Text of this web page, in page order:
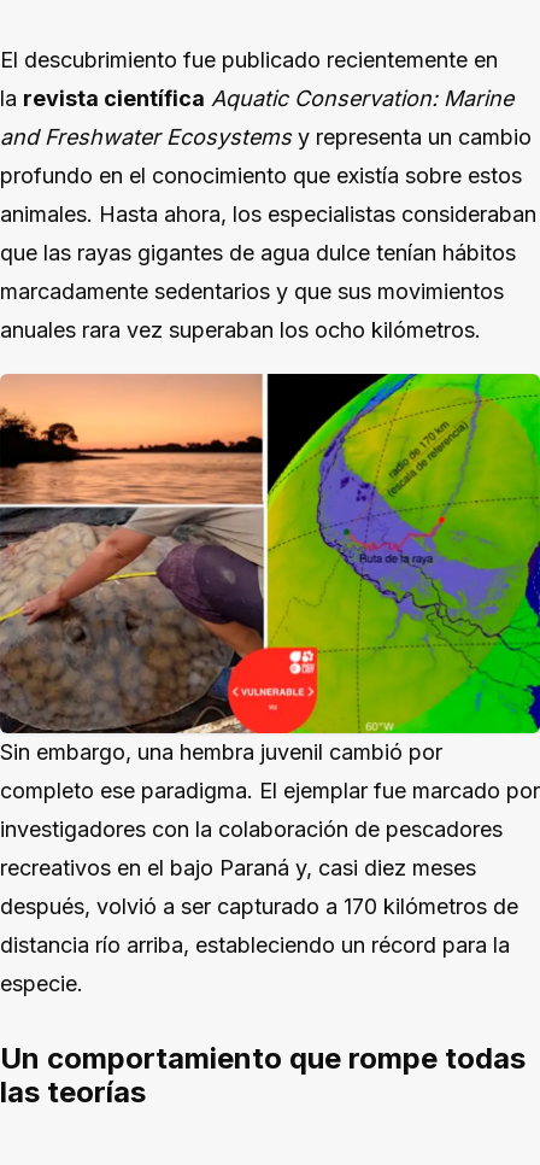
El descubrimiento fue publicado recientemente en
la revista científica Aquatic Conservation: Marine
and Freshwater Ecosystemsy representa un cambio
profundo en el conocimiento que existía sobre estos
animales. Hasta ahora, los especialistas consideraban
que las rayas gigantes de agua dulce tenían hábitos
marcadamente sedentarios y que sus movimientos
anuales rara vez superaban los ocho kilómetros.
Sin embargo, una hembra juvenil cambió por
completo ese paradigma. El ejemplar fue marcado por
investigadores con la colaboración de pescadores
recreativos en el bajo Paraná y, casi diez meses
después, volvió a ser capturado a 170 kilómetros de
distancia río arriba, estableciendo un récord para la
especie.
Un comportamiento que rompe todas
las teorías